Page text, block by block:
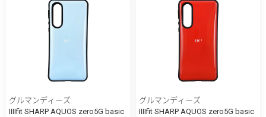
グルマンディーズ
IIIIfit SHARP AQUOS zero5G basic
グルマンディーズ
IIIIfit SHARP AQUOS zero5G basic